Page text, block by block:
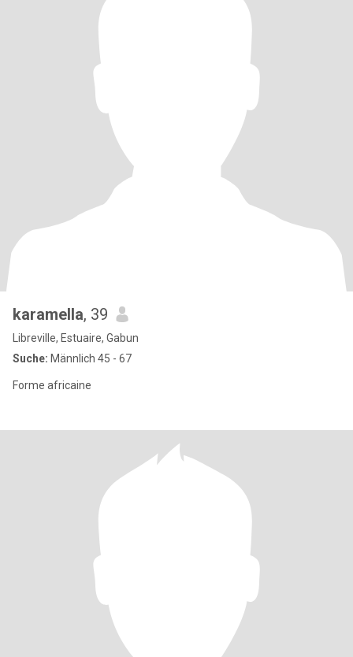
karamella, 39
Libreville, Estuaire, Gabun
Suche: Männlich 45 - 67
Forme africaine